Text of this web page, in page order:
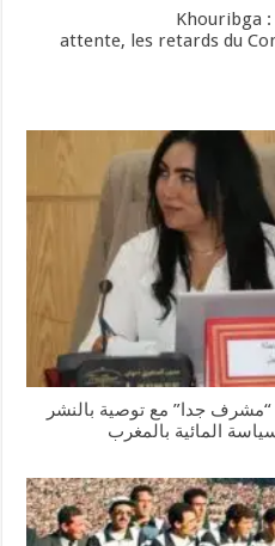
Khouribga
attente, les retards du
“مشرف جدا” مع توصية بالنشر
المائية بالمغرب